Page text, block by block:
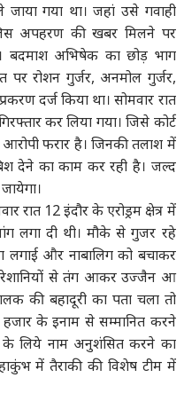
गया था। जहां उसे गवाही
अपहरण की खबर मिलने पर
बदमाश अभिषेक का छोड़ भाग
रोशन गुर्जर, अनमोल गुर्जर,
दर्ज किया था। सोमवार रात
कर लिया गया। जिसे कोर्ट
फरार है। जिनकी तलाश में
देने का काम कर रही है। जल्द
रात 12 इंदौर के एरोड्रम क्षेत्र में
लगा दी थी। मौके से गुजर रहे
और नाबालिग को बचाकर
परेशानियों से तंग आकर उज्जैन आ
की बहादूरी का पता चला तो
के इनाम से सम्मानित करने
के लिये नाम अनुशंसित करने का
में तैराकी की विशेष टीम में